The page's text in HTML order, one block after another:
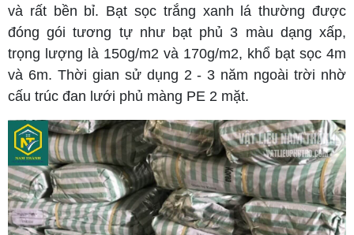
và rất bền bỉ. Bạt sọc trắng xanh lá thường được
đóng gói tương tự như bạt phủ 3 màu dạng xấp,
trọng lượng là 150g/m2 và 170g/m2, khổ bạt sọc 4m
và 6m. Thời gian sử dụng 2 - 3 năm ngoài trời nhờ
cấu trúc đan lưới phủ màng PE 2 mặt.